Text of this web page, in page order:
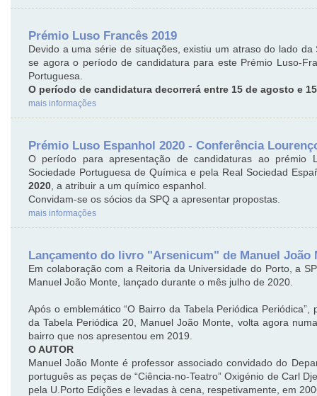
Prémio Luso Francês 2019
Devido a uma série de situações, existiu um atraso do lado
se agora o período de candidatura para este Prémio Luso-
Portuguesa.
O período de candidatura decorrerá entre 15 de agosto e
mais informações
Prémio Luso Espanhol 2020 - Conferência
O período para apresentação de candidaturas ao prémio
Sociedade Portuguesa de Química e pela Real Sociedad
2020 , a atribuir a um químico espanhol.
Convidam-se os sócios da SPQ a apresentar propostas.
mais informações
Lançamento do livro "Arsenicum" de Manuel João
Em colaboração com a Reitoria da Universidade do Porto, a
Manuel João Monte, lançado durante o mês julho de 2020.
Após o emblemático “O Bairro da Tabela Periódica
da Tabela Periódica 20, Manuel João Monte, volta agora
bairro que nos apresentou em 2019.
O AUTOR
Manuel João Monte é professor associado convidado do
português as peças de “Ciência-no-Teatro” Oxigénio de Carl
pela U.Porto Edições e levadas à cena, respetivamente, em